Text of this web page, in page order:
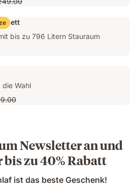
bis zu 796 Litern Stauraum
die Wahl
Newsletter an und
bis zu 40% Rabatt
ist das beste Geschenk!